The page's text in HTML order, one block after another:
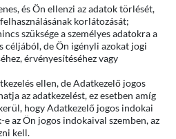
és Ön ellenzi az adatok törlését,
korlátozását;
szüksége a személyes adatokra a
céljából, de Ön igényli azokat jogi
érvényesítéséhez vagy
ellen, de Adatkezelő jogos
az adatkezelést, ez esetben amíg
hogy Adatkezelő jogos indokai
e az Ön jogos indokaival szemben, az
kell.